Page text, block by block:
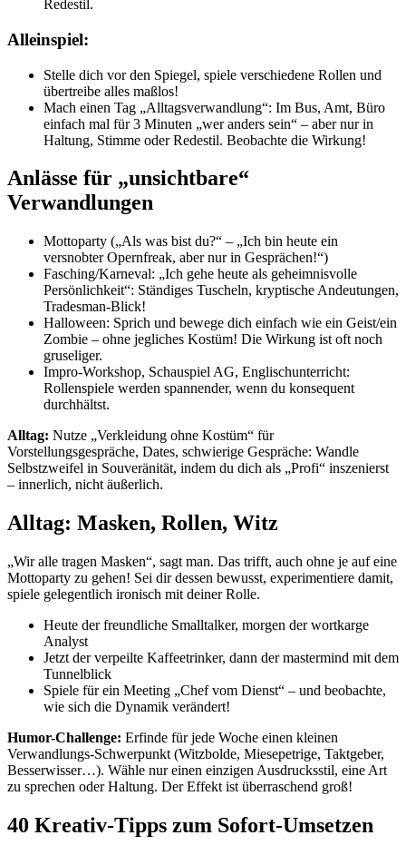
Redestil.
Alleinspiel:
Stelle dich vor den Spiegel, spiele verschiedene Rollen und
übertreibe alles maßlos!
Mach einen Tag „Alltagsverwandlung“: Im Bus, Amt, Büro
einfach mal für 3 Minuten „wer anders sein“ – aber nur in
Haltung, Stimme oder Redestil. Beobachte die Wirkung!
Anlässe für „unsichtbare“
Verwandlungen
Mottoparty („Als was bist du?“ – „Ich bin heute ein
versnobter Opernfreak, aber nur in Gesprächen!“)
Fasching/Karneval: „Ich gehe heute als geheimnisvolle
Persönlichkeit“: Ständiges Tuscheln, kryptische Andeutungen,
Tradesman-Blick!
Halloween: Sprich und bewege dich einfach wie ein Geist/ein
Zombie – ohne jegliches Kostüm! Die Wirkung ist oft noch
gruseliger.
Impro-Workshop, Schauspiel AG, Englischunterricht:
Rollenspiele werden spannender, wenn du konsequent
durchhältst.
Alltag: Nutze „Verkleidung ohne Kostüm“ für
Vorstellungsgespräche, Dates, schwierige Gespräche: Wandle
Selbstzweifel in Souveränität, indem du dich als „Profi“ inszenierst
– innerlich, nicht äußerlich.
Alltag: Masken, Rollen, Witz
„Wir alle tragen Masken“, sagt man. Das trifft, auch ohne je auf eine
Mottoparty zu gehen! Sei dir dessen bewusst, experimentiere damit,
spiele gelegentlich ironisch mit deiner Rolle.
Heute der freundliche Smalltalker, morgen der wortkarge
Analyst
Jetzt der verpeilte Kaffeetrinker, dann der mastermind mit dem
Tunnelblick
Spiele für ein Meeting „Chef vom Dienst“ – und beobachte,
wie sich die Dynamik verändert!
Humor-Challenge: Erfinde für jede Woche einen kleinen
Verwandlungs-Schwerpunkt (Witzbolde, Miesepetrige, Taktgeber,
Besserwisser…). Wähle nur einen einzigen Ausdrucksstil, eine Art
zu sprechen oder Haltung. Der Effekt ist überraschend groß!
40 Kreativ-Tipps zum Sofort-Umsetzen